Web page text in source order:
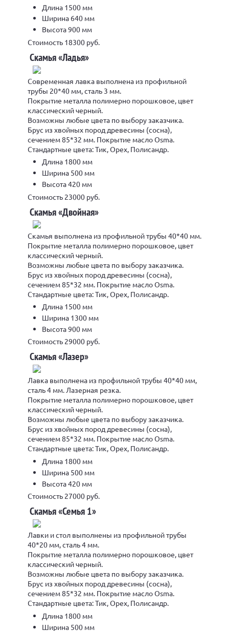
Длина 1500 мм
Ширина 640 мм
Высота 900 мм
Стоимость 18300 руб.
Скамья «Ладья»
Современная лавка выполнена из профильной
трубы 20*40 мм, сталь 3 мм.
Покрытие металла полимерно порошковое, цвет
классический черный.
Возможны любые цвета по выбору заказчика.
Брус из хвойных пород древесины (сосна),
сечением 85*32 мм. Покрытие масло Osma.
Стандартные цвета: Тик, Орех, Полисандр.
Длина 1800 мм
Ширина 500 мм
Высота 420 мм
Стоимость 23000 руб.
Скамья «Двойная»
Скамья выполнена из профильной трубы 40*40 мм.
Покрытие металла полимерно порошковое, цвет
классический черный.
Возможны любые цвета по выбору заказчика.
Брус из хвойных пород древесины (сосна),
сечением 85*32 мм. Покрытие масло Osma.
Стандартные цвета: Тик, Орех, Полисандр.
Длина 1500 мм
Ширина 1300 мм
Высота 900 мм
Стоимость 29000 руб.
Скамья «Лазер»
Лавка выполнена из профильной трубы 40*40 мм,
сталь 4 мм. Лазерная резка.
Покрытие металла полимерно порошковое, цвет
классический черный.
Возможны любые цвета по выбору заказчика.
Брус из хвойных пород древесины (сосна),
сечением 85*32 мм. Покрытие масло Osma.
Стандартные цвета: Тик, Орех, Полисандр.
Длина 1800 мм
Ширина 500 мм
Высота 420 мм
Стоимость 27000 руб.
Скамья «Семья 1»
Лавки и стол выполнены из профильной трубы
40*20 мм, сталь 4 мм.
Покрытие металла полимерно порошковое, цвет
классический черный.
Возможны любые цвета по выбору заказчика.
Брус из хвойных пород древесины (сосна),
сечением 85*32 мм. Покрытие масло Osma.
Стандартные цвета: Тик, Орех, Полисандр.
Длина 1800 мм
Ширина 500 мм